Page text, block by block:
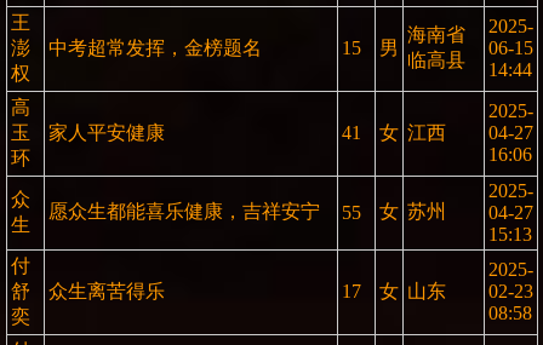
王
澎
权
中考超常发挥，金榜题名 15 男
海南省
临高县
2025-
06-15
14:44
高
玉
环
家人平安健康 41 女 江西
2025-
04-27
16:06
众
生
愿众生都能喜乐健康，吉祥安宁 55 女 苏州
2025-
04-27
15:13
付
舒
奕
众生离苦得乐 17 女 山东
2025-
02-23
08:58